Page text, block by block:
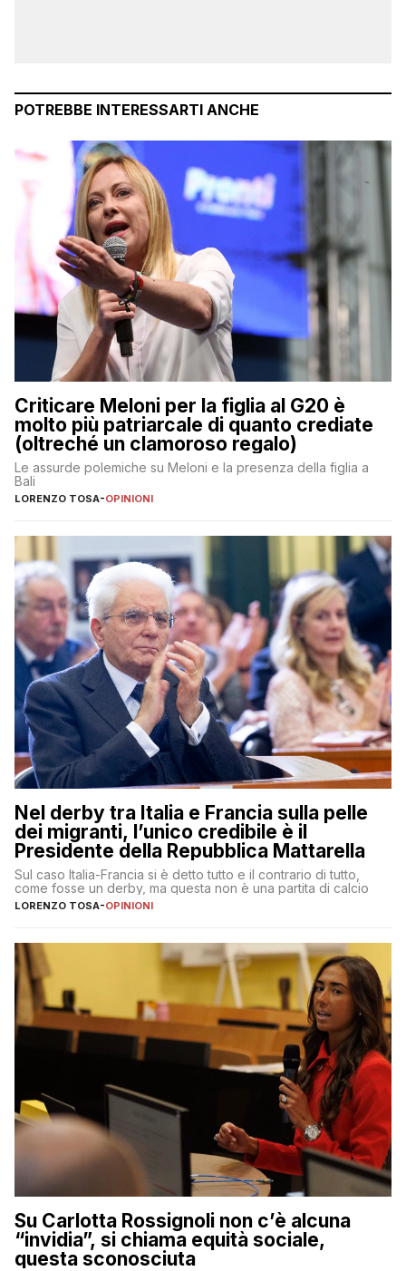
POTREBBE INTERESSARTI ANCHE
Criticare Meloni per la figlia al G20 è
molto più patriarcale di quanto crediate
(oltreché un clamoroso regalo)
Le assurde polemiche su Meloni e la presenza della figlia a
Bali
LORENZO TOSA-OPINIONI
Nel derby tra Italia e Francia sulla pelle
dei migranti, l’unico credibile è il
Presidente della Repubblica Mattarella
Sul caso Italia-Francia si è detto tutto e il contrario di tutto,
come fosse un derby, ma questa non è una partita di calcio
LORENZO TOSA-OPINIONI
Su Carlotta Rossignoli non c’è alcuna
“invidia”, si chiama equità sociale,
questa sconosciuta